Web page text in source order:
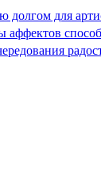
долгом для